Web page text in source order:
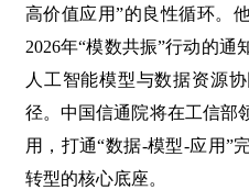
高价值应用”的良性循环。
2026年“模数共振”行动的
人工智能模型与数据资源
径。中国信通院将在工信部
用，打通“数据-模型-应用”
转型的核心底座。